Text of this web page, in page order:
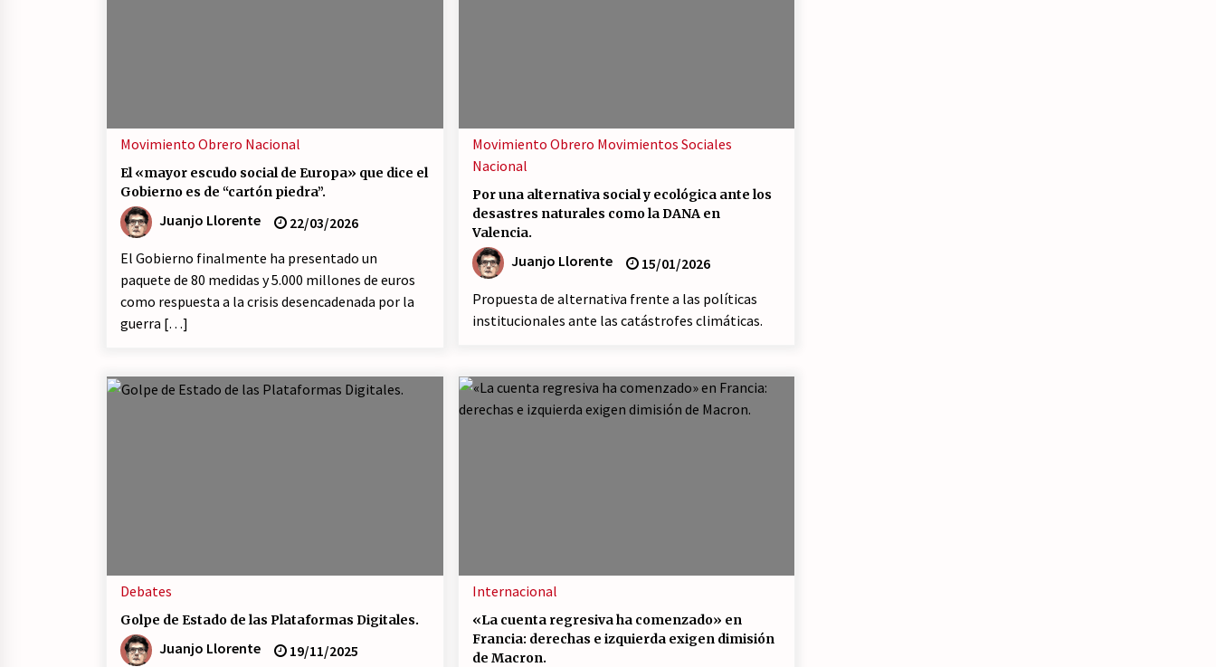
Movimiento Obrero Nacional
El «mayor escudo social de Europa» que dice el
Gobierno es de “cartón piedra”.
Juanjo Llorente
22/03/2026
El Gobierno finalmente ha presentado un
paquete de 80 medidas y 5.000 millones de euros
como respuesta a la crisis desencadenada por la
guerra […]
Movimiento Obrero Movimientos Sociales
Nacional
Por una alternativa social y ecológica ante los
desastres naturales como la DANA en
Valencia.
Juanjo Llorente
15/01/2026
Propuesta de alternativa frente a las políticas
institucionales ante las catástrofes climáticas.
Debates
Golpe de Estado de las Plataformas Digitales.
Juanjo Llorente
19/11/2025
Internacional
«La cuenta regresiva ha comenzado» en
Francia: derechas e izquierda exigen dimisión
de Macron.